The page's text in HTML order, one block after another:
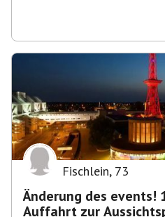
Fischlein, 73
Änderung des events!
Auffahrt zur